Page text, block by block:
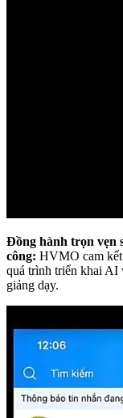
Đồng hành trọn vẹn
công: HVMO cam kết
quá trình triển khai AI
giảng dạy.